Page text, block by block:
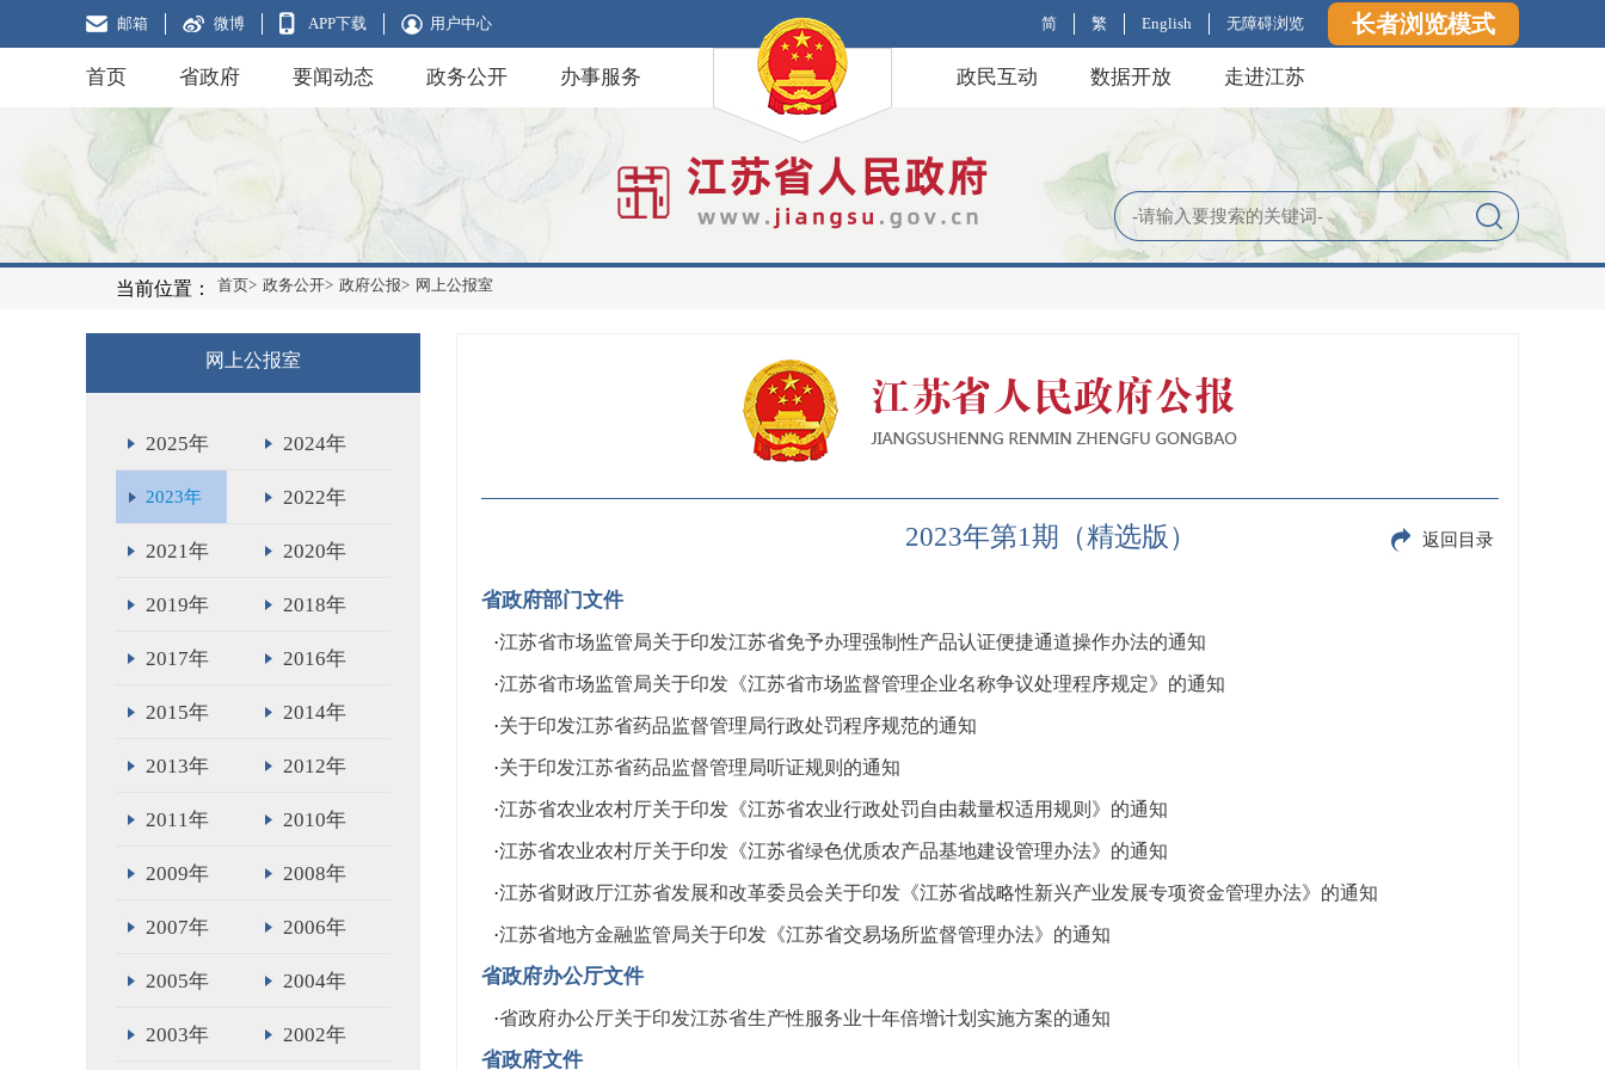
邮箱 微博 APP下载 用户中心 简 繁 English 无障碍浏览 长者浏览模式
首页 省政府 要闻动态 政务公开 办事服务 政民互动 数据开放 走进江苏
当前位置： 首页> 政务公开> 政府公报> 网上公报室
网上公报室
2025年 2024年
2023年 2022年
2021年 2020年
2019年 2018年
2017年 2016年
2015年 2014年
2013年 2012年
2011年 2010年
2009年 2008年
2007年 2006年
2005年 2004年
2003年 2002年
2023年第1期（精选版） 返回目录
省政府部门文件
·江苏省市场监管局关于印发江苏省免予办理强制性产品认证便捷通道操作办法的通知
·江苏省市场监管局关于印发《江苏省市场监督管理企业名称争议处理程序规定》的通知
·关于印发江苏省药品监督管理局行政处罚程序规范的通知
·关于印发江苏省药品监督管理局听证规则的通知
·江苏省农业农村厅关于印发《江苏省农业行政处罚自由裁量权适用规则》的通知
·江苏省农业农村厅关于印发《江苏省绿色优质农产品基地建设管理办法》的通知
·江苏省财政厅江苏省发展和改革委员会关于印发《江苏省战略性新兴产业发展专项资金管理办法》的通知
·江苏省地方金融监管局关于印发《江苏省交易场所监督管理办法》的通知
省政府办公厅文件
·省政府办公厅关于印发江苏省生产性服务业十年倍增计划实施方案的通知
省政府文件